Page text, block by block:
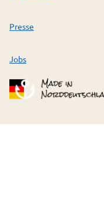
Presse
Jobs